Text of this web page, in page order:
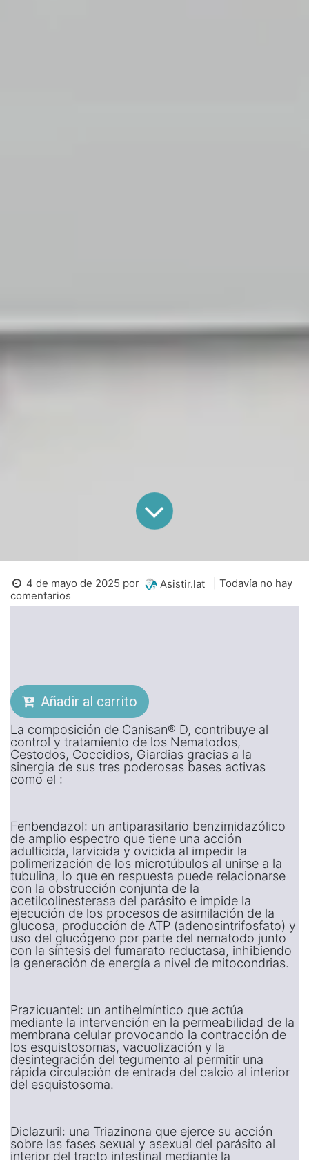
4 de mayo de 2025 por Asistir.lat
| Todavía no hay
comentarios
Añadir al carrito
La composición de Canisan® D, contribuye al
control y tratamiento de los Nematodos,
Cestodos, Coccidios, Giardias gracias a la
sinergia de sus tres poderosas bases activas
como el :
Fenbendazol: un antiparasitario benzimidazólico
de amplio espectro que tiene una acción
adulticida, larvicida y ovicida al impedir la
polimerización de los microtúbulos al unirse a la
tubulina, lo que en respuesta puede relacionarse
con la obstrucción conjunta de la
acetilcolinesterasa del parásito e impide la
ejecución de los procesos de asimilación de la
glucosa, producción de ATP (adenosintrifosfato) y
uso del glucógeno por parte del nematodo junto
con la síntesis del fumarato reductasa, inhibiendo
la generación de energía a nivel de mitocondrias.
Prazicuantel: un antihelmíntico que actúa
mediante la intervención en la permeabilidad de la
membrana celular provocando la contracción de
los esquistosomas, vacuolización y la
desintegración del tegumento al permitir una
rápida circulación de entrada del calcio al interior
del esquistosoma.
Diclazuril: una Triazinona que ejerce su acción
sobre las fases sexual y asexual del parásito al
interior del tracto intestinal mediante la